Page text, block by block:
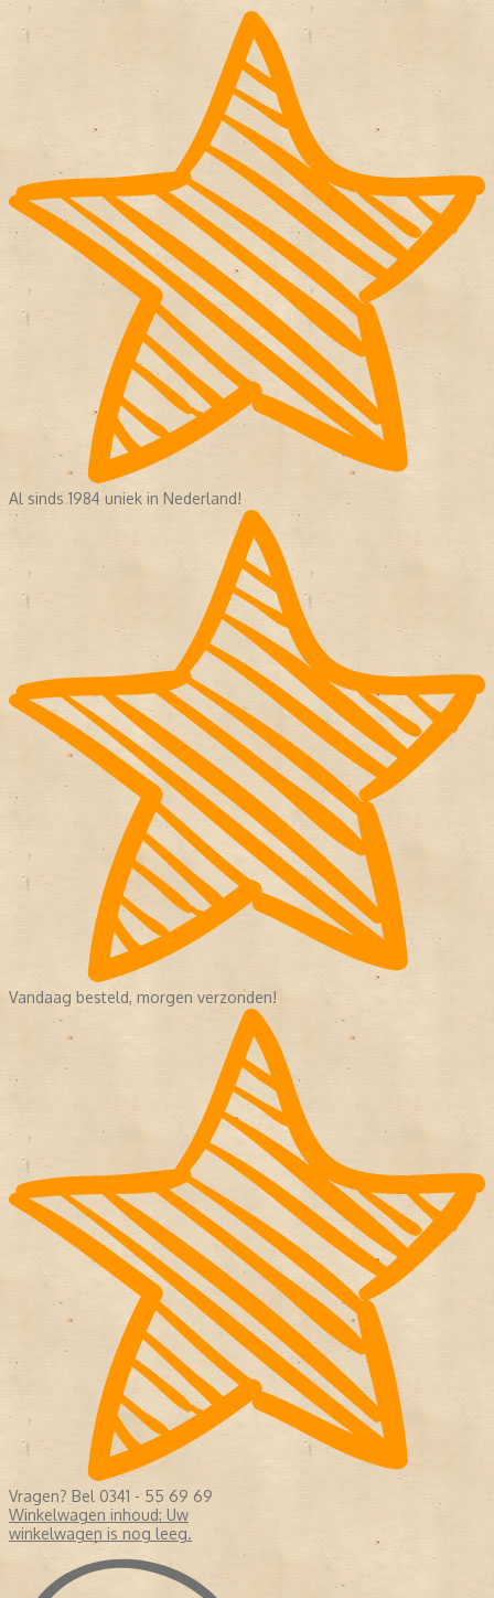
Al sinds 1984 uniek in Nederland!
Vandaag besteld, morgen verzonden!
Vragen? Bel 0341 - 55 69 69
Winkelwagen inhoud: Uw
winkelwagen is nog leeg.